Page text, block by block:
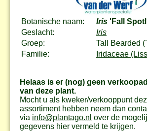
Botanische naam: Iris 'Fall
Geslacht:
Iris
Groep:
Tall Bearded
Familie:
Iridaceae
Helaas is er (nog) geen
van deze plant.
Mocht u als kweker/verkooppunt
assortiment hebben neem dan
via info@plantago.nl over de
gegevens hier vermeld te krijgen.